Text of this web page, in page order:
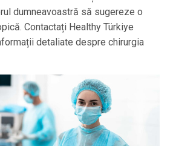
dumneavoastră să sugereze o
Contactați Healthy Türkiye
detaliate despre chirurgia